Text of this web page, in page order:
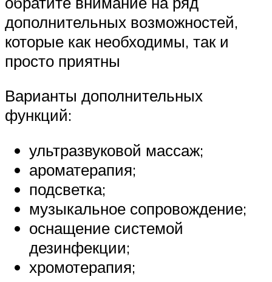
дополнительных возможностей,
которые как необходимы, так и
просто приятны
Варианты дополнительных
функций:
ультразвуковой массаж;
ароматерапия;
подсветка;
музыкальное сопровождение;
оснащение системой
дезинфекции;
хромотерапия;